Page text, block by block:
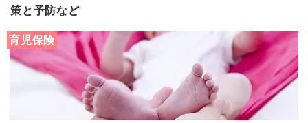
策と予防など
育児保険